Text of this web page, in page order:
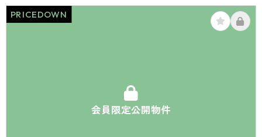
会員限定公開物件
PRICEDOWN